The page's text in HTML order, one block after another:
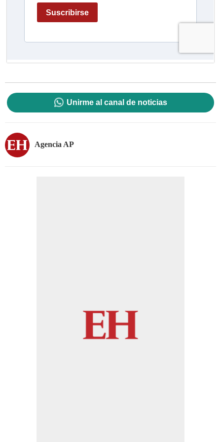
Unirme al canal de noticias
Agencia AP